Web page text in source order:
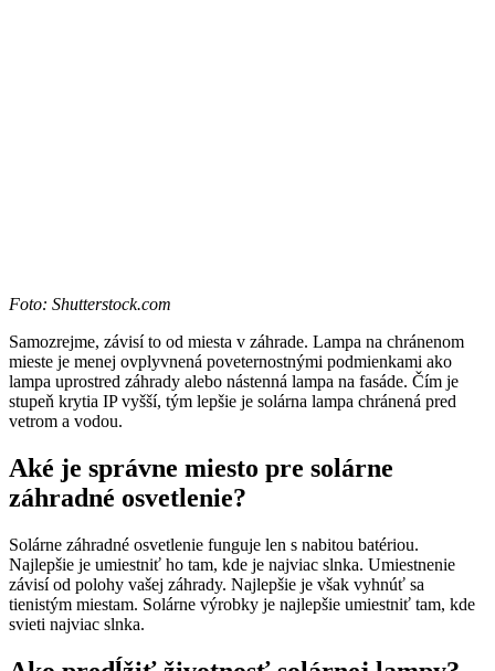
Foto: Shutterstock.com
Samozrejme, závisí to od miesta v záhrade. Lampa na chránenom
mieste je menej ovplyvnená poveternostnými podmienkami ako
lampa uprostred záhrady alebo nástenná lampa na fasáde. Čím je
stupeň krytia IP vyšší, tým lepšie je solárna lampa chránená pred
vetrom a vodou.
Aké je správne miesto pre solárne
záhradné osvetlenie?
Solárne záhradné osvetlenie funguje len s nabitou batériou.
Najlepšie je umiestniť ho tam, kde je najviac slnka. Umiestnenie
závisí od polohy vašej záhrady. Najlepšie je však vyhnúť sa
tienistým miestam. Solárne výrobky je najlepšie umiestniť tam, kde
svieti najviac slnka.